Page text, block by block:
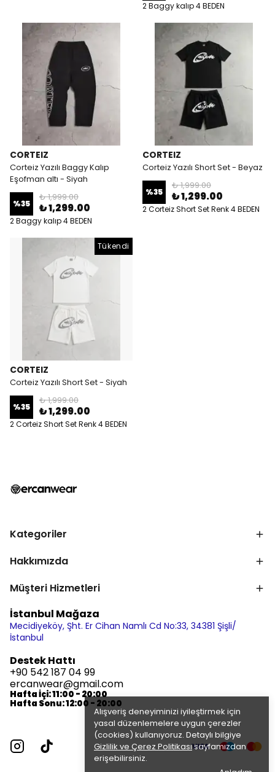
Alışveriş deneyiminizi iyileştirmek için
yasal düzenlemelere uygun çerezler
(cookies) kullanıyoruz. Detaylı bilgiye
Gizlilik ve Çerez Politikasısayfamızdan
erişebilirsiniz.
2 Baggy kalıp 4 BEDEN
CORTEIZ
Corteiz Yazılı Baggy Kalıp
Eşofman altı - Siyah
%35
₺ 1,999.00
₺ 1,299.00
2 Baggy kalıp 4 BEDEN
CORTEIZ
Corteiz Yazılı Short Set - Beyaz
%35
₺ 1,999.00
₺ 1,299.00
2 Corteiz Short Set Renk 4 BEDEN
Tükendi
CORTEIZ
Corteiz Yazılı Short Set - Siyah
%35
₺ 1,999.00
₺ 1,299.00
2 Corteiz Short Set Renk 4 BEDEN
Kategoriler
Hakkımızda
Müşteri Hizmetleri
İstanbul Mağaza
Mecidiyeköy, Şht. Er Cihan Namlı Cd No:33, 34381 Şişli/
İstanbul
Destek Hattı
+90 542 187 04 99
ercanwear@gmail.com
Hafta İçi: 11:00 - 20:00
Hafta Sonu: 12:00 - 20:00